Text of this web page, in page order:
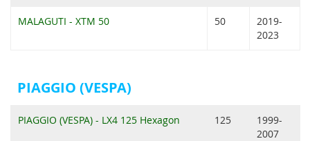
MALAGUTI - XTM 50 50
2019-
2023
PIAGGIO (VESPA)
PIAGGIO (VESPA) - LX4 125 Hexagon 125
1999-
2007